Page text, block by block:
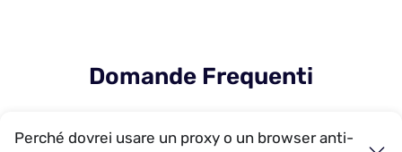
Domande Frequenti
Perché dovrei usare un proxy o un browser anti-